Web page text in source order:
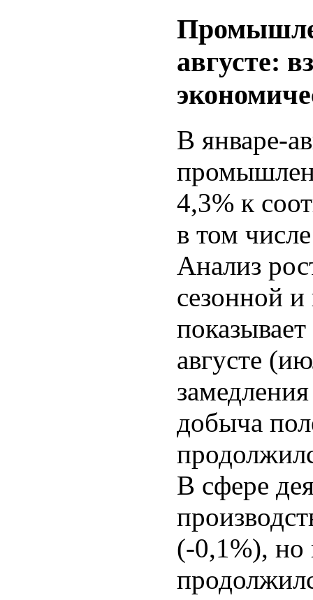
августе:
В январе-
4,3% к
в том
Анализ
сезонной
августе
добыча
В сфере
(-0,1%), но